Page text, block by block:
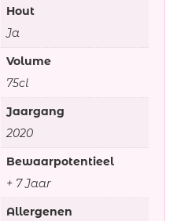
Hout
Ja
Volume
75cl
Jaargang
2020
Bewaarpotentieel
+ 7 Jaar
Allergenen